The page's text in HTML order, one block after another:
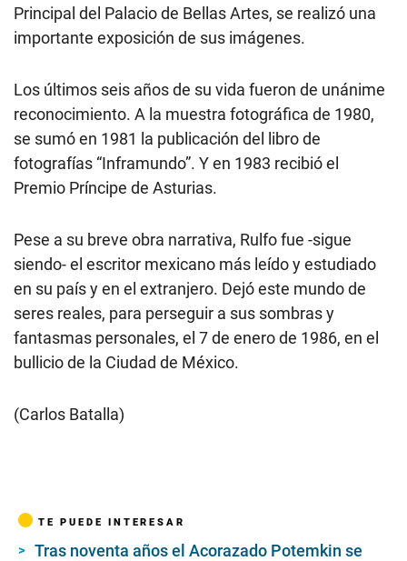
Principal del Palacio de Bellas Artes, se realizó una
importante exposición de sus imágenes.
Los últimos seis años de su vida fueron de unánime
reconocimiento. A la muestra fotográfica de 1980,
se sumó en 1981 la publicación del libro de
fotografías “Inframundo”. Y en 1983 recibió el
Premio Príncipe de Asturias.
Pese a su breve obra narrativa, Rulfo fue -sigue
siendo- el escritor mexicano más leído y estudiado
en su país y en el extranjero. Dejó este mundo de
seres reales, para perseguir a sus sombras y
fantasmas personales, el 7 de enero de 1986, en el
bullicio de la Ciudad de México.
(Carlos Batalla)
TE PUEDE INTERESAR
Tras noventa años el Acorazado Potemkin se